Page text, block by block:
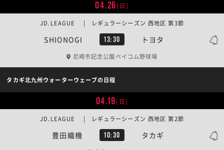
04.26[日]
SHIONOGI 13:30 トヨタ
JD.LEAGUE | レギュラーシーズン 西地区 第3節
尼崎市記念公園ベイコム野球場
タカギ北九州ウォーターウェーブの日程
04.19[日]
豊田織機 10:30 タカギ
JD.LEAGUE | レギュラーシーズン 西地区 第2節